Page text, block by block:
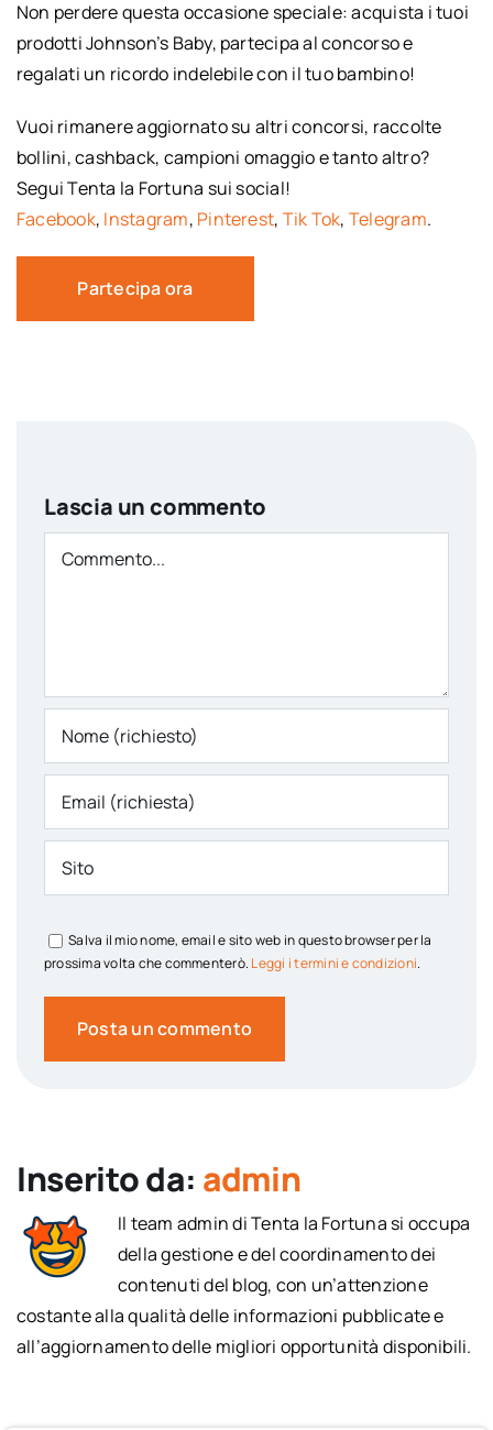
Non perdere questa occasione speciale: acquista i tuoi
prodotti Johnson’s Baby, partecipa al concorso e
regalati un ricordo indelebile con il tuo bambino!
Vuoi rimanere aggiornato su altri concorsi, raccolte
bollini, cashback, campioni omaggio e tanto altro?
Segui Tenta la Fortuna sui social!
Facebook, Instagram, Pinterest, Tik Tok, Telegram.
Partecipa ora
Lascia un commento
Comment
Salva il mio nome, email e sito web in questo browser per la
prossima volta che commenterò. Leggi i termini e condizioni.
Inserito da: admin
Il team admin di Tenta la Fortuna si occupa
della gestione e del coordinamento dei
contenuti del blog, con un’attenzione
costante alla qualità delle informazioni pubblicate e
all’aggiornamento delle migliori opportunità disponibili.